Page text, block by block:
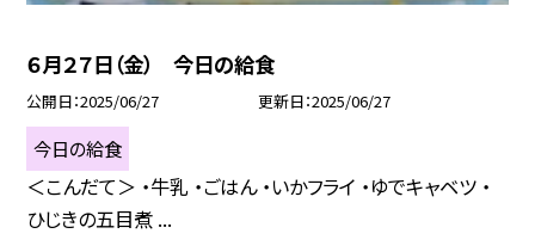
６月２７日（金） 今日の給食
公開日 2025/06/27 更新日 2025/06/27
今日の給食
＜こんだて＞ ・牛乳 ・ごはん ・いかフライ ・ゆでキャベツ ・
ひじきの五目煮 ...